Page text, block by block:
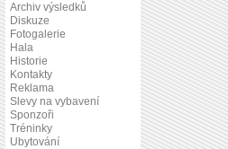
Archiv výsledků
Diskuze
Fotogalerie
Hala
Historie
Kontakty
Reklama
Slevy na vybavení
Sponzoři
Tréninky
Ubytování